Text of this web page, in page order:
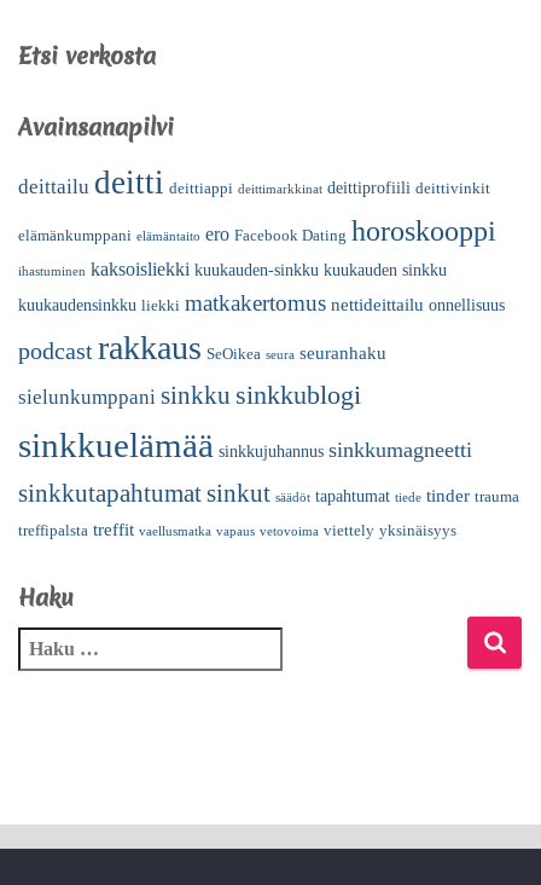
Etsi verkosta
Avainsanapilvi
deittailu deitti deittiappi deittimarkkinat deittiprofiili deittivinkit
elämänkumppani elämäntaito ero Facebook Dating horoskooppi
ihastuminen kaksoisliekki kuukauden-sinkku kuukauden sinkku
kuukaudensinkku liekki matkakertomus nettideittailu onnellisuus
podcastrakkaus SeOikea seura seuranhaku
sielunkumppani sinkku sinkkublogi
sinkkuelämää sinkkujuhannus sinkkumagneetti
sinkkutapahtumatsinkut säädöt tapahtumat tiede tinder trauma
treffipalsta treffit vaellusmatka vapaus vetovoima viettely yksinäisyys
Haku